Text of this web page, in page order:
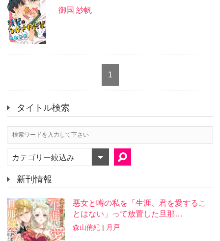
御国 紗帆
1
タイトル検索
カテゴリー絞込み
新刊情報
悪女と噂の私を「生涯、君を愛するこ
とはない」って放置した旦那…
森山侑紀 | 月戸